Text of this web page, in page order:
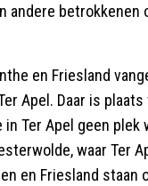
andere
en Friesland
Apel. Daar is
Ter Apel geen plek
waar Ter
en Friesland